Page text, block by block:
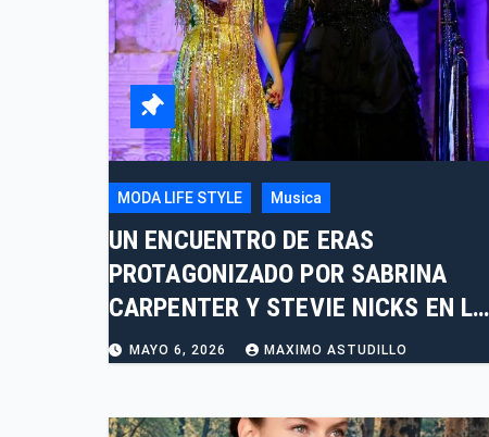
MODA LIFE STYLE Musica
UN ENCUENTRO DE ERAS
PROTAGONIZADO POR SABRINA
CARPENTER Y STEVIE NICKS EN LA
MET GALA 2026
MAYO 6, 2026 MAXIMO ASTUDILLO